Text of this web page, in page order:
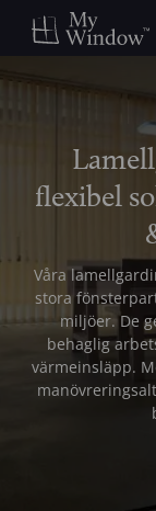
flexibel
Våra
stora
miljöer. De
behaglig
värmeinsläpp.